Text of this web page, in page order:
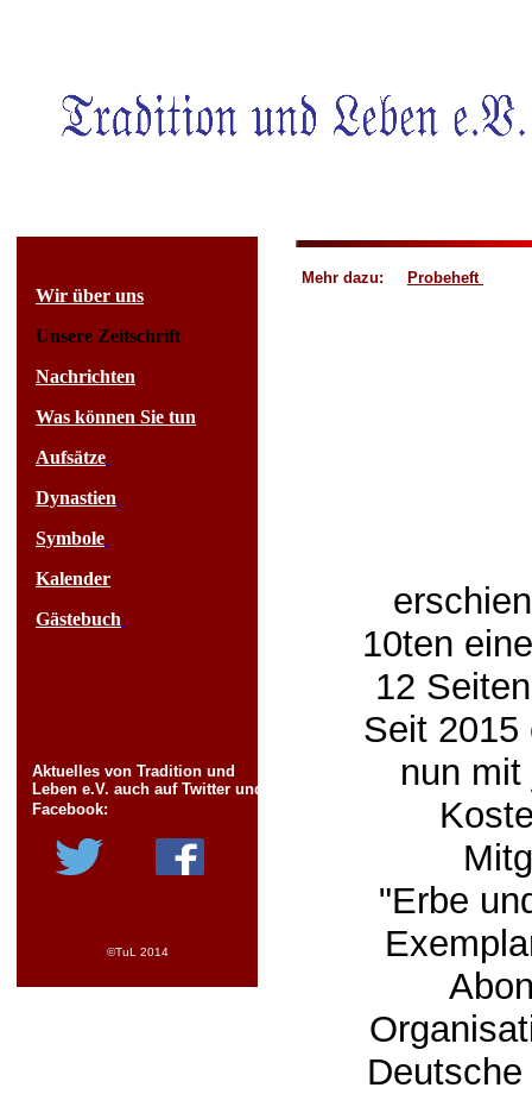
Aktuelles von Tradition und
Leben e.V. auch auf Twitter und
Facebook:
©TuL 2014
Wir über uns
Unsere Zeitschrift
Nachrichten
Was können Sie tun
Aufsätze
Dynastien
Symbole
Kalender
Gästebuch
10ten
12
Seit
nun
"Erbe
Mehr dazu: Probeheft